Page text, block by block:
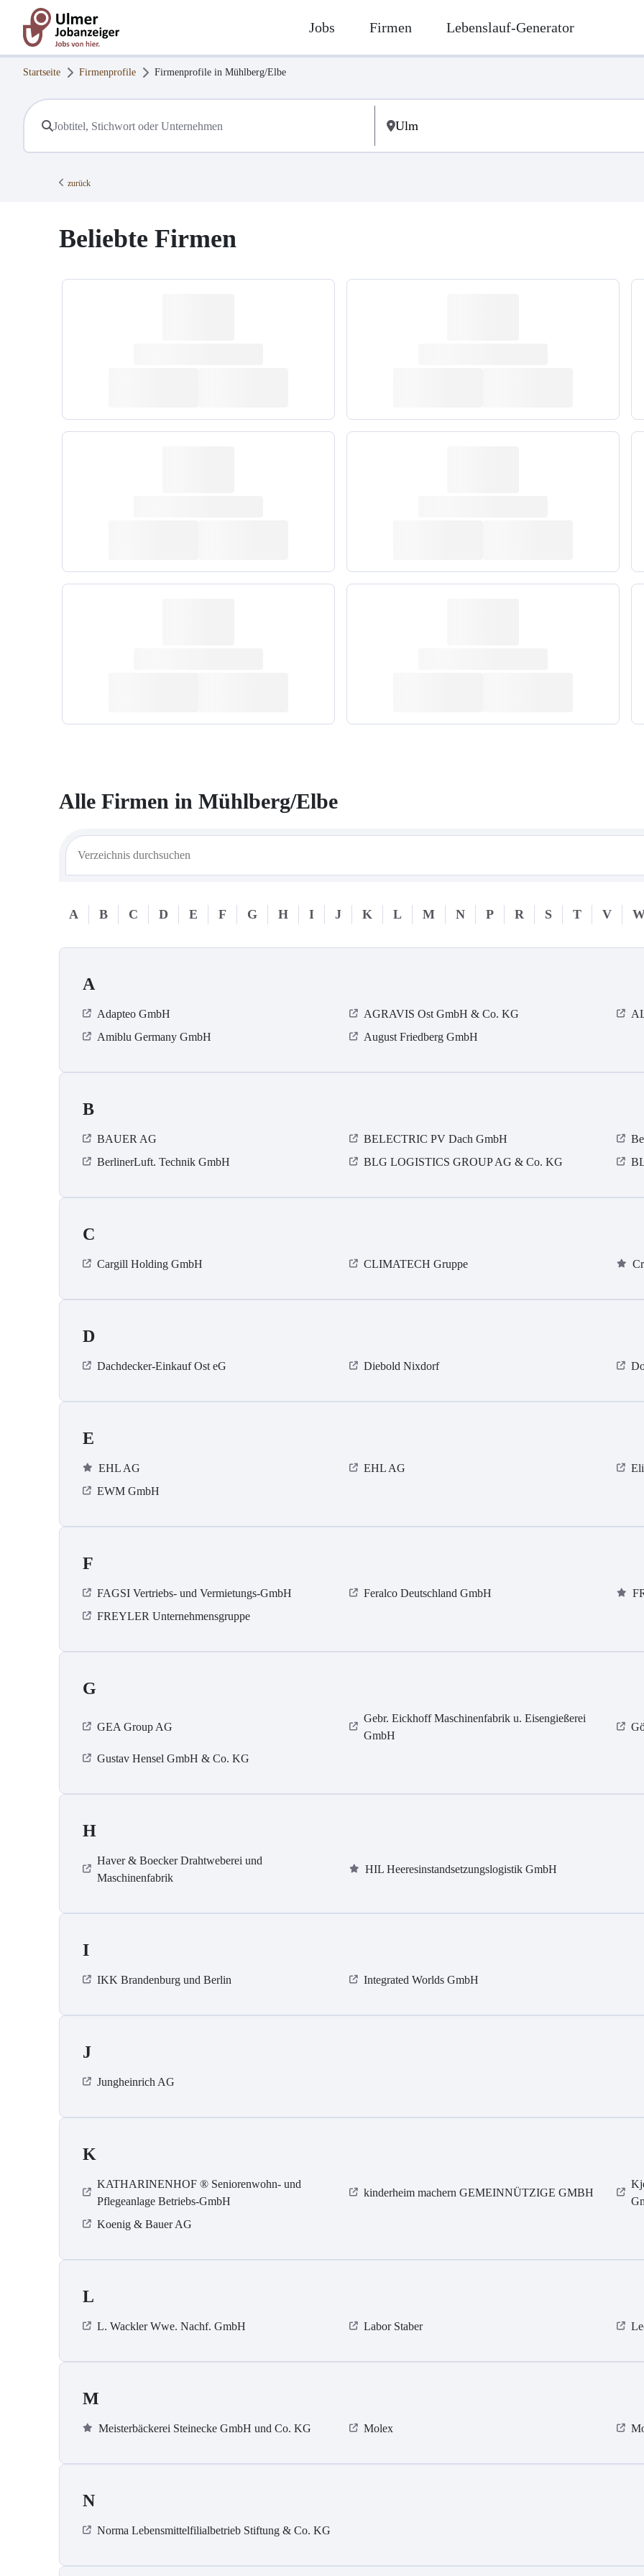
Jobs Firmen Lebenslauf-Generator
Startseite Firmenprofile Firmenprofile in Mühlberg/Elbe
zurück
Beliebte Firmen
Alle Firmen in Mühlberg/Elbe
A B C D E F G H I J K L M N P R S T V
A
Adapteo GmbH AGRAVIS Ost GmbH & Co. KG
Amiblu Germany GmbH
August Friedberg GmbH
B
BAUER AG BELECTRIC PV Dach GmbH
BerlinerLuft. Technik GmbH
BLG LOGISTICS GROUP AG & Co. KG
C
Cargill Holding GmbH CLIMATECH Gruppe
D
Dachdecker-Einkauf Ost eG Diebold Nixdorf
E
EHL AG EHL AG
EWM GmbH
F
FAGSI Vertriebs- und Vermietungs-GmbH Feralco Deutschland GmbH
FREYLER Unternehmensgruppe
G
GEA Group AG
Gebr. Eickhoff Maschinenfabrik u. Eisengießerei
GmbH
Gustav Hensel GmbH & Co. KG
H
Haver & Boecker Drahtweberei und
Maschinenfabrik
HIL Heeresinstandsetzungslogistik GmbH
I
IKK Brandenburg und Berlin Integrated Worlds GmbH
J
Jungheinrich AG
K
KATHARINENHOF ® Seniorenwohn- und
Pflegeanlage Betriebs-GmbH
kinderheim machern GEMEINNÜTZIGE GMBH
Koenig & Bauer AG
L
L. Wackler Wwe. Nachf. GmbH Labor Staber
M
Meisterbäckerei Steinecke GmbH und Co. KG Molex
N
Norma Lebensmittelfilialbetrieb Stiftung & Co. KG